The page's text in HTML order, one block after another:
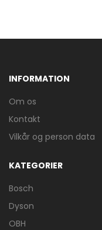
INFORMATION
Om os
Kontakt
Vilkår og person data
KATEGORIER
Bosch
Dyson
OBH